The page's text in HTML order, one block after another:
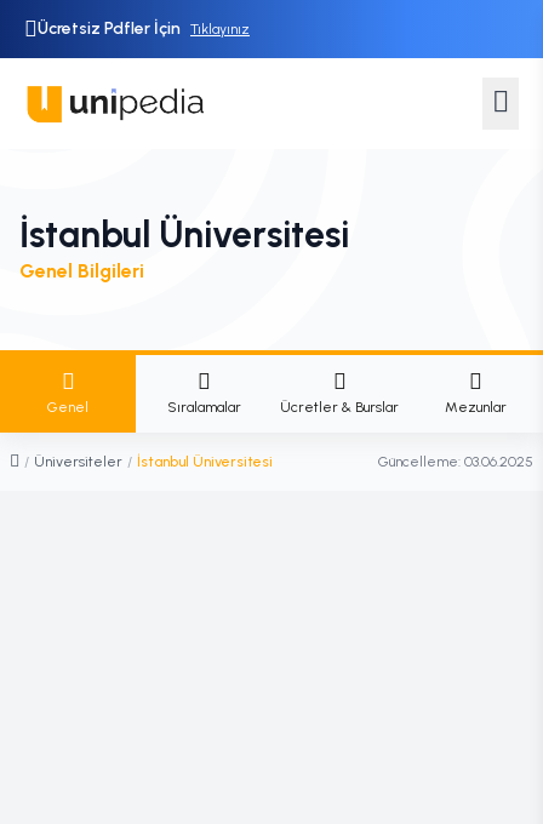
Ücretsiz Pdfler İçin Tıklayınız
İstanbul Üniversitesi
Genel Bilgileri
Genel Sıralamalar Ücretler & Burslar Mezunlar
/ Üniversiteler / İstanbul Üniversitesi Güncelleme: 03.06.2025